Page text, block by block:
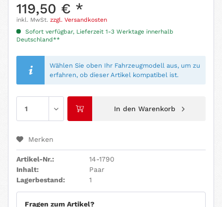
119,50 € *
inkl. MwSt. zzgl. Versandkosten
Sofort verfügbar, Lieferzeit 1-3 Werktage innerhalb
Deutschland**
Wählen Sie oben Ihr Fahrzeugmodell aus, um zu
erfahren, ob dieser Artikel kompatibel ist.
In den Warenkorb
Merken
Artikel-Nr.:
14-1790
Inhalt:
Paar
Lagerbestand:
1
Fragen zum Artikel?